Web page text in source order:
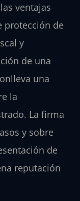
ventajas
protección de
y
de una
una
la
La firma
y sobre
de
reputación